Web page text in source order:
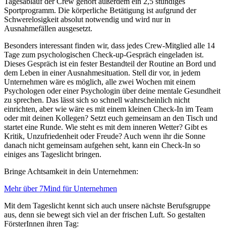
Sportprogramm. Die körperliche Betätigung ist aufgrund der
Schwerelosigkeit absolut notwendig und wird nur in
Ausnahmefällen ausgesetzt.
Besonders interessant finden wir, dass jedes Crew-Mitglied alle 14
Tage zum psychologischen Check-up-Gespräch eingeladen ist.
Dieses Gespräch ist ein fester Bestandteil der Routine an Bord und
dem Leben in einer Ausnahmesituation. Stell dir vor, in jedem
Unternehmen wäre es möglich, alle zwei Wochen mit einem
Psychologen oder einer Psychologin über deine mentale Gesundheit
zu sprechen. Das lässt sich so schnell wahrscheinlich nicht
einrichten, aber wie wäre es mit einem kleinen Check-In im Team
oder mit deinen Kollegen? Setzt euch gemeinsam an den Tisch und
startet eine Runde. Wie steht es mit dem inneren Wetter? Gibt es
Kritik, Unzufriedenheit oder Freude? Auch wenn ihr die Sonne
danach nicht gemeinsam aufgehen seht, kann ein Check-In so
einiges ans Tageslicht bringen.
Bringe Achtsamkeit in dein Unternehmen:
Mehr über 7Mind für Unternehmen
Mit dem Tageslicht kennt sich auch unsere nächste Berufsgruppe
aus, denn sie bewegt sich viel an der frischen Luft. So gestalten
FörsterInnen ihren Tag: